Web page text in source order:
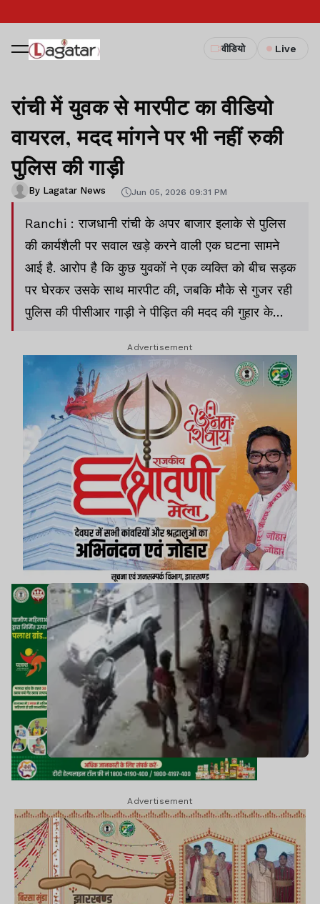
वीडियो Live
रांची में युवक से मारपीट का वीडियो
वायरल, मदद मांगने पर भी नहीं रुकी
पुलिस की गाड़ी
By Lagatar News Jun 05, 2026 09:31 PM
Ranchi : राजधानी रांची के अपर बाजार इलाके से पुलिस
की कार्यशैली पर सवाल खड़े करने वाली एक घटना सामने
आई है. आरोप है कि कुछ युवकों ने एक व्यक्ति को बीच सड़क
पर घेरकर उसके साथ मारपीट की, जबकि मौके से गुजर रही
पुलिस की पीसीआर गाड़ी ने पीड़ित की मदद की गुहार के
पर वायरल होने के बाद मामला चर्चा का विषय बन गया है.
Advertisement
Advertisement